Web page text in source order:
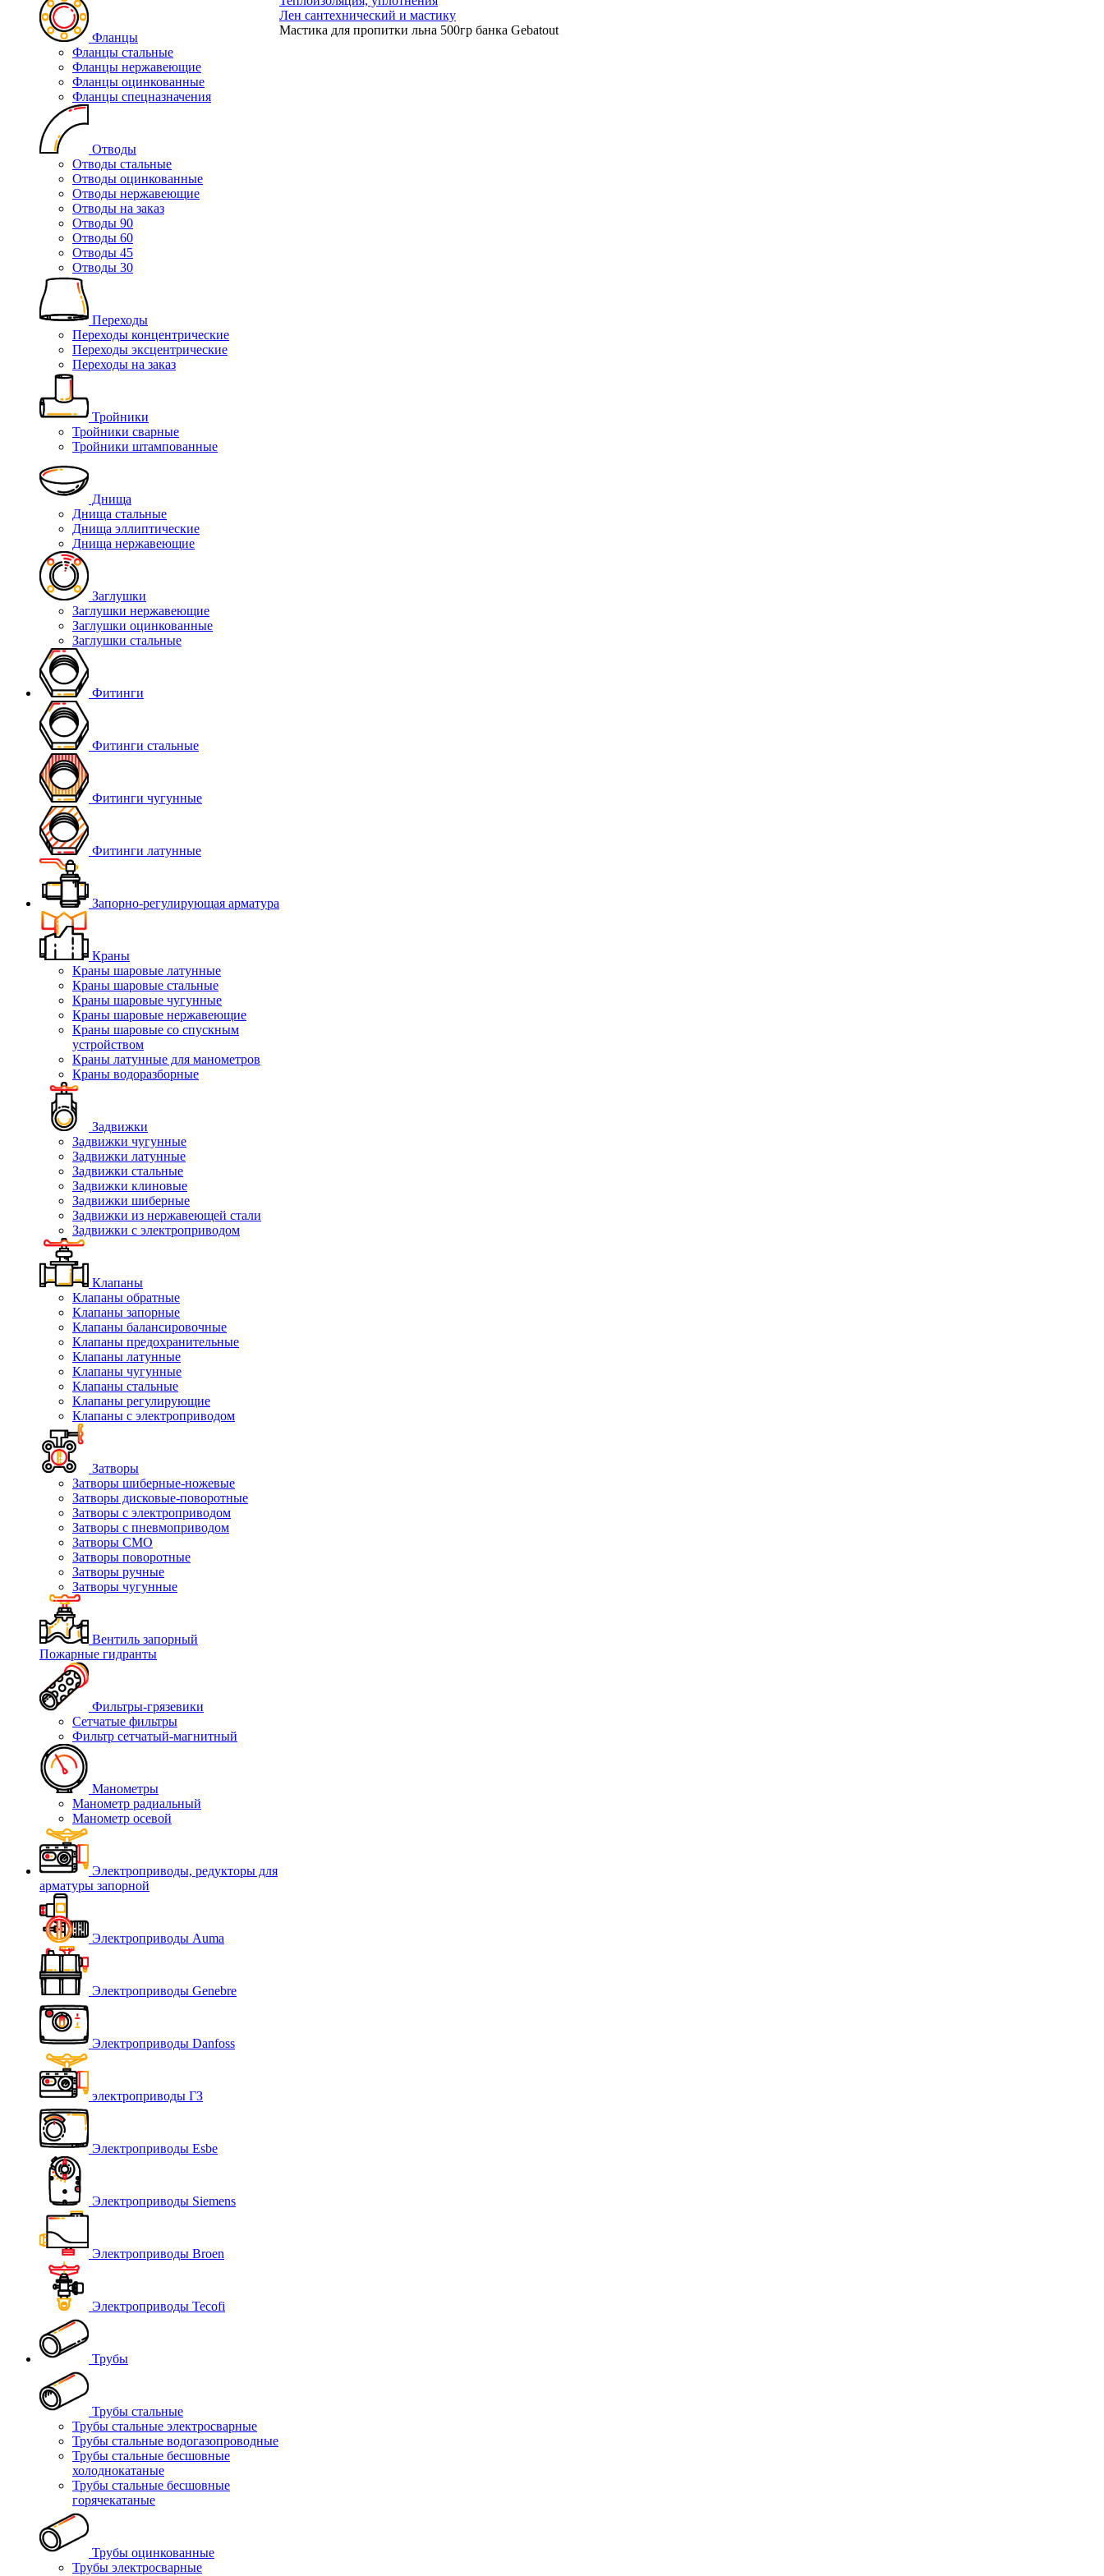
Фланцы
Фланцы стальные
Фланцы нержавеющие
Фланцы оцинкованные
Фланцы спецназначения
Отводы
Отводы стальные
Отводы оцинкованные
Отводы нержавеющие
Отводы на заказ
Отводы 90
Отводы 60
Отводы 45
Отводы 30
Переходы
Переходы концентрические
Переходы эксцентрические
Переходы на заказ
Тройники
Тройники сварные
Тройники штампованные
Днища
Днища стальные
Днища эллиптические
Днища нержавеющие
Заглушки
Заглушки нержавеющие
Заглушки оцинкованные
Заглушки стальные
Фитинги
Фитинги стальные
Фитинги чугунные
Фитинги латунные
Запорно-регулирующая арматура
Краны
Краны шаровые латунные
Краны шаровые стальные
Краны шаровые чугунные
Краны шаровые нержавеющие
Краны шаровые со спускным
устройством
Краны латунные для манометров
Краны водоразборные
Задвижки
Задвижки чугунные
Задвижки латунные
Задвижки стальные
Задвижки клиновые
Задвижки шиберные
Задвижки из нержавеющей стали
Задвижки с электроприводом
Клапаны
Клапаны обратные
Клапаны запорные
Клапаны балансировочные
Клапаны предохранительные
Клапаны латунные
Клапаны чугунные
Клапаны стальные
Клапаны регулирующие
Клапаны с электроприводом
Затворы
Затворы шиберные-ножевые
Затворы дисковые-поворотные
Затворы с электроприводом
Затворы с пневмоприводом
Затворы СМО
Затворы поворотные
Затворы ручные
Затворы чугунные
Вентиль запорный
Пожарные гидранты
Фильтры-грязевики
Сетчатые фильтры
Фильтр сетчатый-магнитный
Манометры
Манометр радиальный
Манометр осевой
Электроприводы, редукторы для
арматуры запорной
Электроприводы Auma
Электроприводы Genebre
Электроприводы Danfoss
электроприводы ГЗ
Электроприводы Esbe
Электроприводы Siemens
Электроприводы Broen
Электроприводы Tecofi
Трубы
Трубы стальные
Трубы стальные электросварные
Трубы стальные водогазопроводные
Трубы стальные бесшовные
холоднокатаные
Трубы стальные бесшовные
горячекатаные
Трубы оцинкованные
Трубы электросварные
Лен сантехнический и мастику
Мастика для пропитки льна 500гр банка Gebatout